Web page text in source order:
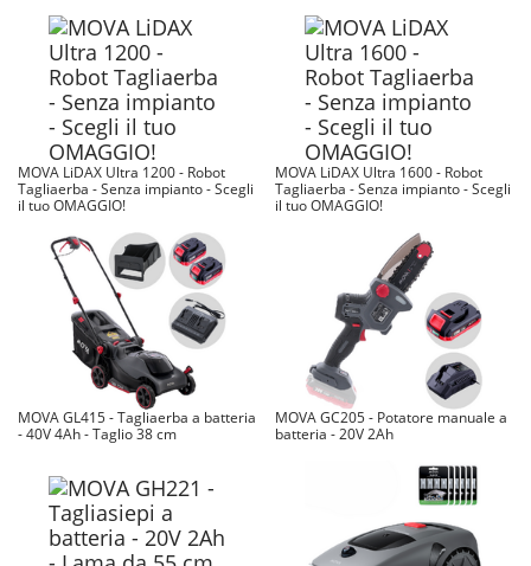
MOVA LiDAX Ultra 1200 - Robot
Tagliaerba - Senza impianto - Scegli
il tuo OMAGGIO!
MOVA LiDAX Ultra 1600 - Robot
Tagliaerba - Senza impianto - Scegli
il tuo OMAGGIO!
MOVA GL415 - Tagliaerba a batteria
- 40V 4Ah - Taglio 38 cm
MOVA GC205 - Potatore manuale a
batteria - 20V 2Ah